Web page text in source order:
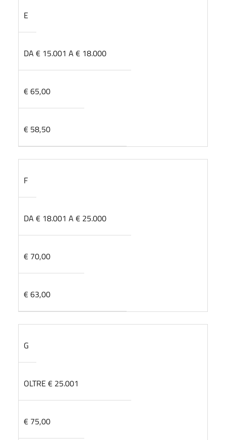
E
DA € 15.001 A € 18.000
€ 65,00
€ 58,50
F
DA € 18.001 A € 25.000
€ 70,00
€ 63,00
G
OLTRE € 25.001
€ 75,00